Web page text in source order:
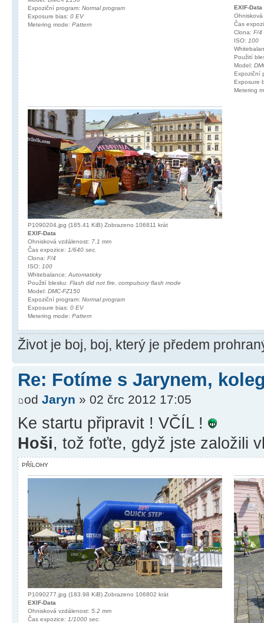
Expoziční program: Normal program
Exposure bias: 0 EV
Metering mode: Pattern
EXIF-Data
Čas
Clona: F/4
ISO: 100
Použití
Model:
Expoziční
Exposure
Metering
P1090204.jpg (185.41 KiB) Zobrazeno 106811 krát
EXIF-Data
Ohnisková vzdálenost: 7.1 mm
Čas expozice: 1/640 sec.
Clona: F/4
ISO: 100
Whitebalance:Automaticky
Použití blesku: Flash did not fire, compulsory flash mode
Model: DMC-FZ150
Expoziční program: Normal program
Exposure bias: 0 EV
Metering mode: Pattern
Život je boj, boj, který je předem
Re: Fotíme s Jarynem,
od Jaryn » 02 črc 2012 17:05
Ke startu připravit ! VČÍL !
Hoši, tož foťte, gdyž jste založili
PŘÍLOHY
P1090277.jpg (183.98 KiB) Zobrazeno 106802 krát
EXIF-Data
Ohnisková vzdálenost: 5.2 mm
Čas expozice: 1/1000 sec.